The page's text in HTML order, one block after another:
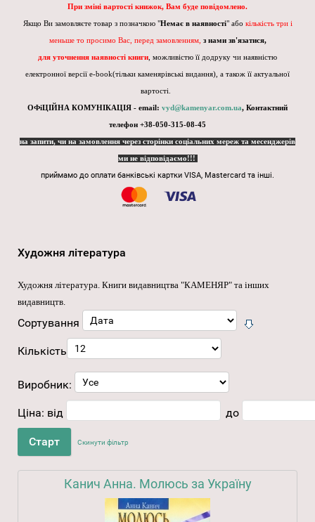
При зміні вартості книжок, Вам буде повідомлено.
Якщо Ви замовляєте товар з позначкою "Немає в наявності" або кількість три і
меньше то просимо Вас, перед замовленням, з нами зв'язатися,
для уточнення наявності книги , можливістю її додруку чи наявністю
електронної версії e-book(тільки каменярівські видання), а також її актуальної
вартості.
ОФіЦІЙНА КОМУНІКАЦІЯ - email: vyd@kamenyar.com.ua, Контактний
телефон +38-050-315-08-45
на запити, чи на замовлення через сторінки соціальних мереж та месенджерів
ми не відповідаємо!!!
приймамо до оплати банківські картки VISA, Mastercard та інші.
Художня література
Художня література. Книги видавництва "КАМЕНЯР" та інших
видавництв.
Сортування
Кількість
Виробник:
Ціна: від до
Скинути фільтр
Канич Анна. Молюсь за Україну